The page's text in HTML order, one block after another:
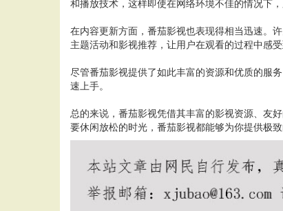
和播放技术，这样即使在网络环境不佳的情况下
在内容更新方面，番茄影视也表现得相当迅速。
主题活动和影视推荐，让用户在观看的过程中感受
尽管番茄影视提供了如此丰富的资源和优质的服
速上手。
总的来说，番茄影视凭借其丰富的影视资源、友
要休闲放松的时光，番茄影视都能够为你提供极